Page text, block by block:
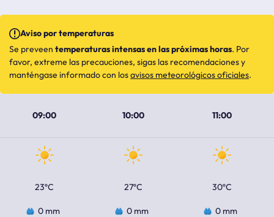
09:00 10:00 11:00
23ºC 27ºC 30ºC
0 mm 0 mm 0 mm
Aviso por temperaturas
Se preveen temperaturas intensas en las próximas horas. Por
favor, extreme las precauciones, sigas las recomendaciones y
manténgase informado con losavisos meteorológicos oficiales.